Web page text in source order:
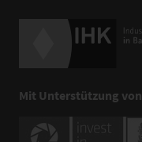
Mit Unterstützung von